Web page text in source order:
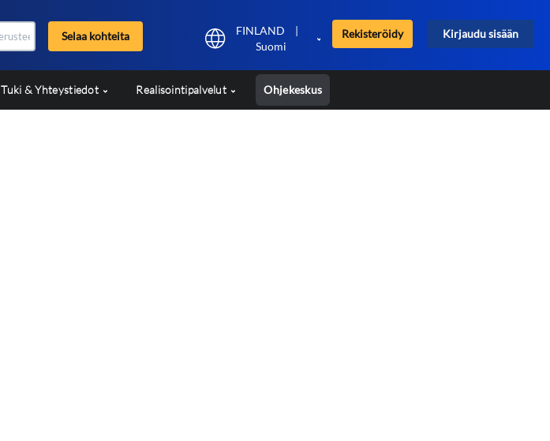
Selaa kohteita FINLAND
|
Suomi
Rekisteröidy Kirjaudu sisään
Tuki & Yhteystiedot Realisointipalvelut Ohjekeskus